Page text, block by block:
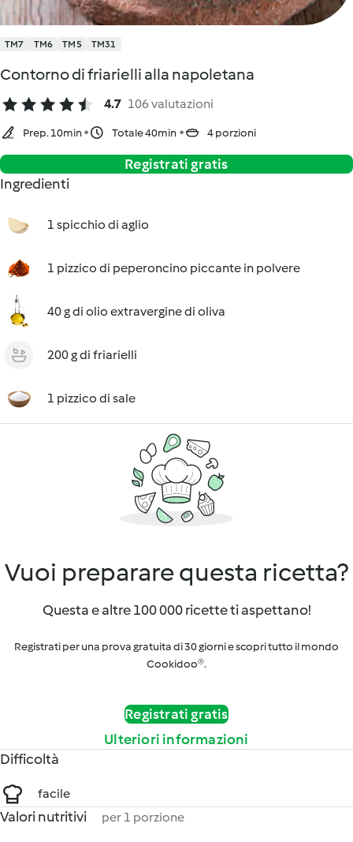
TM7 TM6 TM5 TM31
Contorno di friarielli alla napoletana
4.7 106 valutazioni
Prep. 10min Totale 40min 4 porzioni
Registrati gratis
Ingredienti
1 spicchio di aglio
1 pizzico di peperoncino piccante in polvere
40 g di olio extravergine di oliva
200 g di friarielli
1 pizzico di sale
Vuoi preparare questa ricetta?
Questa e altre 100 000 ricette ti aspettano!
Registrati per una prova gratuita di 30 giorni e scopri tutto il mondo
Cookidoo®.
Registrati gratis
Ulteriori informazioni
Difficoltà
facile
Valori nutritivi per 1 porzione